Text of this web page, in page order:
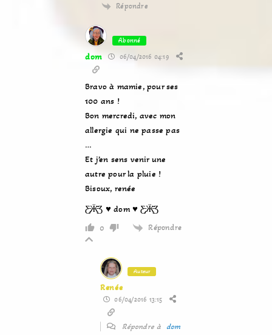
Répondre
Abonné
dom 06/04/2016 04:19
Bravo à mamie, pour ses
100 ans !
Bon mercredi, avec mon
allergie qui ne passe pas
…
Et j’en sens venir une
autre pour la pluie !
Bisoux, renée
Ƹ̵̡Ӝ̵̨̄Ʒ ♥ dom ♥ Ƹ̵̡Ӝ̵̨̄Ʒ
0 Répondre
Auteur
Renée
06/04/2016 13:15
Répondre à dom